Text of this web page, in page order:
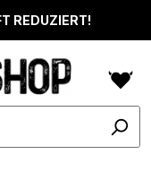
REDUZIERT!